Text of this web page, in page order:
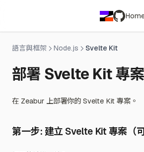
語言與框架 Node.js Svelte Kit
部署 Svelte Kit 專案
在 Zeabur 上部署你的 Svelte Kit 專案。
第一步: 建立 Svelte Kit 專案（可